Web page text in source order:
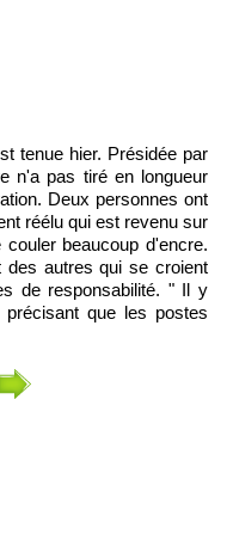
n'a pas tiré en longueur
Deux personnes ont
réélu qui est revenu sur
beaucoup d'encre.
autres qui se croient
de responsabilité. " Il y
que les postes